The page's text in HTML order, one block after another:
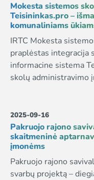
Mokesta sistemos
Teisininkas.pro –
komunaliniams
IRTC Mokesta
praplėstas integracija
informacine sistema
skolų administravimo
2025-09-16
Pakruojo rajono
skaitmeninė
įmonėms
Pakruojo rajono
svarbų projektą –